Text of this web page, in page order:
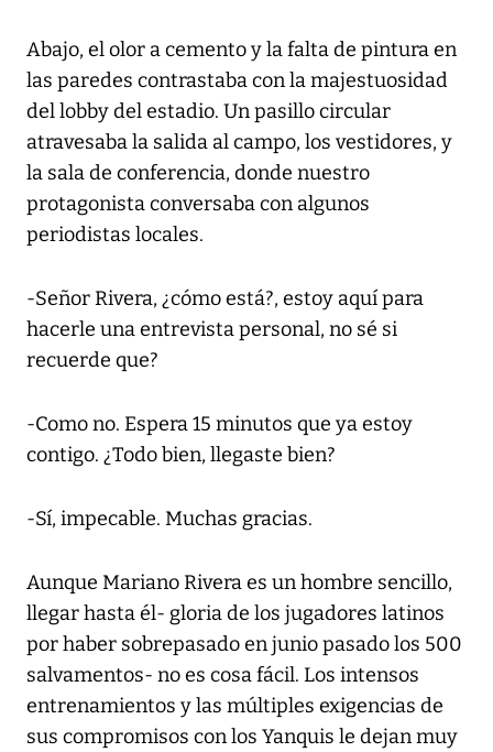
Abajo, el olor a cemento y la falta de pintura en
las paredes contrastaba con la majestuosidad
del lobby del estadio. Un pasillo circular
atravesaba la salida al campo, los vestidores, y
la sala de conferencia, donde nuestro
protagonista conversaba con algunos
periodistas locales.
-Señor Rivera, ¿cómo está?, estoy aquí para
hacerle una entrevista personal, no sé si
recuerde que?
-Como no. Espera 15 minutos que ya estoy
contigo. ¿Todo bien, llegaste bien?
-Sí, impecable. Muchas gracias.
Aunque Mariano Rivera es un hombre sencillo,
llegar hasta él- gloria de los jugadores latinos
por haber sobrepasado en junio pasado los 500
salvamentos- no es cosa fácil. Los intensos
entrenamientos y las múltiples exigencias de
sus compromisos con los Yanquis le dejan muy